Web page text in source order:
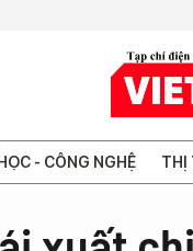
- CÔNG NGHỆ THỊ